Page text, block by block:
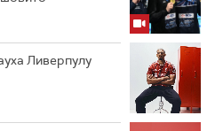
Ливерпулу